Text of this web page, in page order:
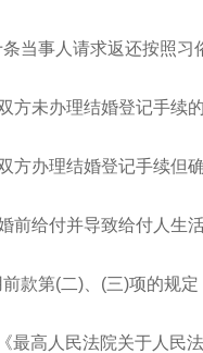
当事人请求返还按照习
方未办理结婚登记手续
方办理结婚登记手续但
前给付并导致给付人生
款第(二)、(三)项的规
最高人民法院关于人民